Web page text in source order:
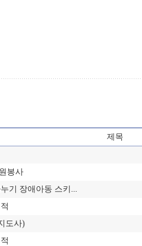
제목
봉사
기 장애아동 스키...
도사)